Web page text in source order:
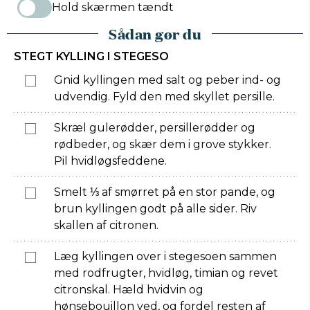
Hold skærmen tændt
Sådan gør du
STEGT KYLLING I STEGESO
Gnid kyllingen med salt og peber ind- og
udvendig. Fyld den med skyllet persille.
Skræl gulerødder, persillerødder og
rødbeder, og skær dem i grove stykker.
Pil hvidløgsfeddene.
Smelt ⅓ af smørret på en stor pande, og
brun kyllingen godt på alle sider. Riv
skallen af citronen.
Læg kyllingen over i stegesoen sammen
med rodfrugter, hvidløg, timian og revet
citronskal. Hæld hvidvin og
hønsebouillon ved, og fordel resten af